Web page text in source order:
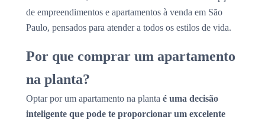
de empreendimentos e apartamentos à venda em São
Paulo, pensados para atender a todos os estilos de vida.
Por que comprar um apartamento
na planta?
Optar por um apartamento na planta é uma decisão
inteligente que pode te proporcionar um excelente